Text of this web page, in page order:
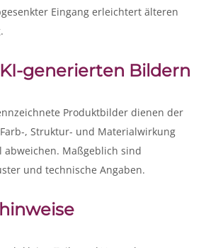
Eingang erleichtert älteren
generierten Bildern
Produktbilder dienen der
, Struktur- und Materialwirkung
abweichen. Maßgeblich sind
und technische Angaben.